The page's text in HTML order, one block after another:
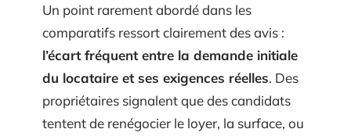
Un point rarement abordé dans les
comparatifs ressort clairement des avis :
l’écart fréquent entre la demande initiale
du locataire et ses exigences réelles. Des
propriétaires signalent que des candidats
tentent de renégocier le loyer, la surface, ou